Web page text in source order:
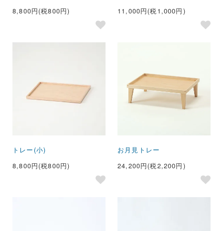
8,800円(税800円)
11,000円(税1,000円)
トレー(小)
8,800円(税800円)
お月見トレー
24,200円(税2,200円)